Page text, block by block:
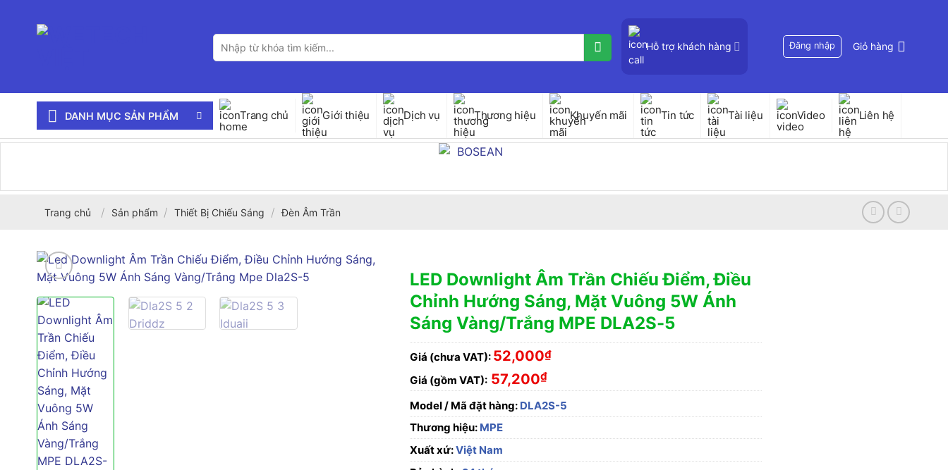
Tìm
kiếm:
Hỗ trợ khách hàng Đăng nhập Giỏ hàng
DANH MỤC SẢN PHẨM Trang chủ Giới thiệu Dịch vụ Thương hiệu Khuyến mãi Tin tức Tài liệu Video Liên hệ
Trang chủ / Sản phẩm / Thiết Bị Chiếu Sáng / Đèn Âm Trần
LED Downlight Âm Trần Chiếu Điểm, Điều
Chỉnh Hướng Sáng, Mặt Vuông 5W Ánh
Sáng Vàng/Trắng MPE DLA2S-5
Giá (chưa VAT): 52,000₫
Giá (gồm VAT): 57,200₫
Model / Mã đặt hàng: DLA2S-5
Thương hiệu: MPE
Xuất xứ:Việt Nam